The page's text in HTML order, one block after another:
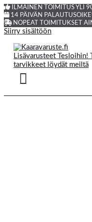
ILMAINEN TOIMITUS YLI
14 PÄIVÄN
NOPEAT TOIMITUKSET
Siirry sisältöön